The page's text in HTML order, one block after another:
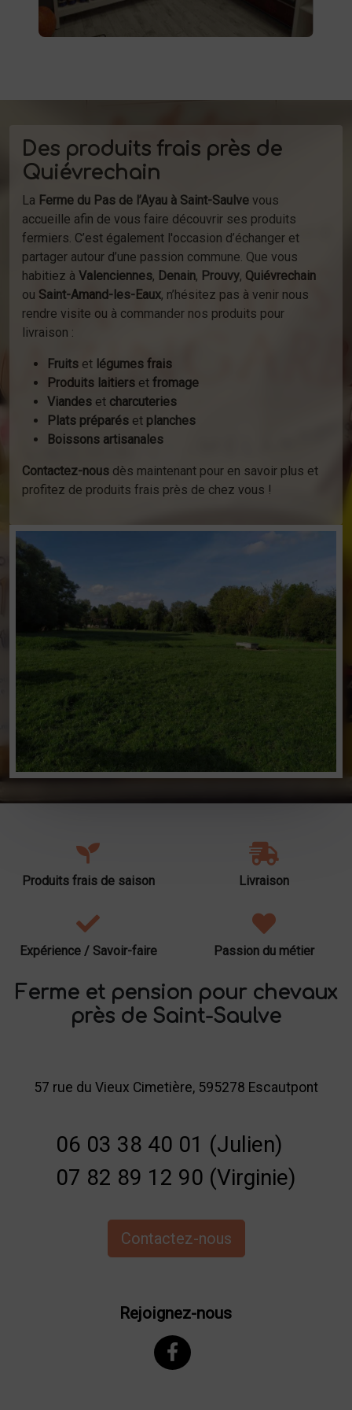
Des produits frais près de
Quiévrechain
La Ferme du Pas de l’Ayau à Saint-Saulve vous
accueille afin de vous faire découvrir ses produits
fermiers. C’est également l'occasion d’échanger et
partager autour d’une passion commune. Que vous
habitiez à Valenciennes, Denain, Prouvy, Quiévrechain
ou Saint-Amand-les-Eaux, n’hésitez pas à venir nous
rendre visite ou à commander nos produits pour
livraison :
Fruits et légumes frais
Produits laitiers et fromage
Viandes et charcuteries
Plats préparés et planches
Boissons artisanales
Contactez-nous dès maintenant pour en savoir plus et
profitez de produits frais près de chez vous !
Produits frais de saison Livraison
Expérience / Savoir-faire Passion du métier
Ferme et pension pour chevaux
près de Saint-Saulve
57 rue du Vieux Cimetière, 595278 Escautpont
06 03 38 40 01 (Julien)
07 82 89 12 90 (Virginie)
Contactez-nous
Rejoignez-nous